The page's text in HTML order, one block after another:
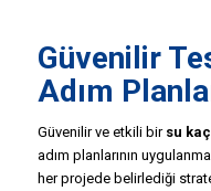
Güvenilir
Adım
Güvenilir ve etkili bir su
adım planlarının
her projede belirlediği